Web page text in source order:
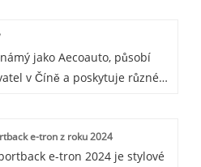
oficiálně uveden na trh. Podle
bude i5 středně velké
které může být
jako Aecoauto, působí
v Číně a poskytuje různé
e-tron z roku 2024
e-tron 2024 je stylové